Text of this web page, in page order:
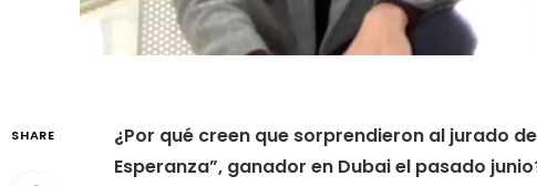
SHARE
¿Por qué creen que sorprendieron al jurado
Esperanza”, ganador en Dubai el pasado